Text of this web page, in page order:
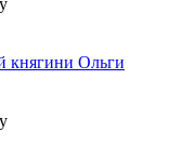
княгини Ольги